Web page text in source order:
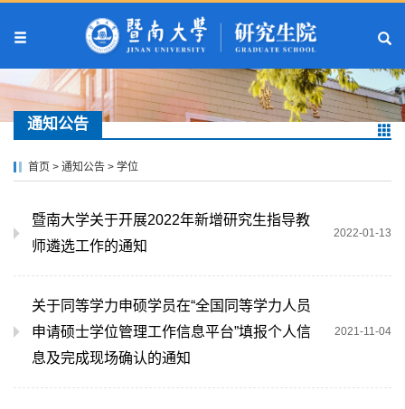
通知公告
首页 > 通知公告 > 学位
暨南大学关于开展2022年新增研究生指导教
师遴选工作的通知
2022-01-13
关于同等学力申硕学员在“全国同等学力人员
申请硕士学位管理工作信息平台”填报个人信
息及完成现场确认的通知
2021-11-04